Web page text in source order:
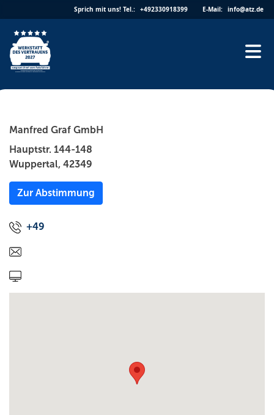
to
content
Sprich mit uns! Tel.: +492330918399 E-Mail: info@atz.de
Manfred Graf GmbH
Hauptstr. 144-148
Wuppertal, 42349
Zur Abstimmung
+49